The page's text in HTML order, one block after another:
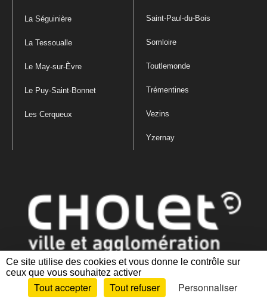
Ce site utilise des cookies et vous donne le contrôle sur
ceux que vous souhaitez activer
Tout accepter Tout refuser
Personnaliser
La Séguinière
La Tessoualle
Le May-sur-Èvre
Le Puy-Saint-Bonnet
Les Cerqueux
Saint-Paul-du-Bois
Somloire
Toutlemonde
Trémentines
Vezins
Yzernay
Mentions légales|Politique de confidentialité
des cookies |Plan du site Accessibilité : partiellement conforme